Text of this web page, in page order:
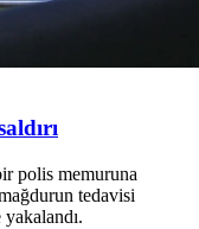
polis memuruna
tedavisi
yakalandı.